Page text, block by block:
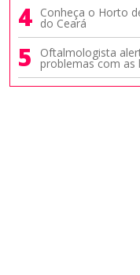
4 Conheça o Horto
do Ceará
5 Oftalmologista
problemas com as